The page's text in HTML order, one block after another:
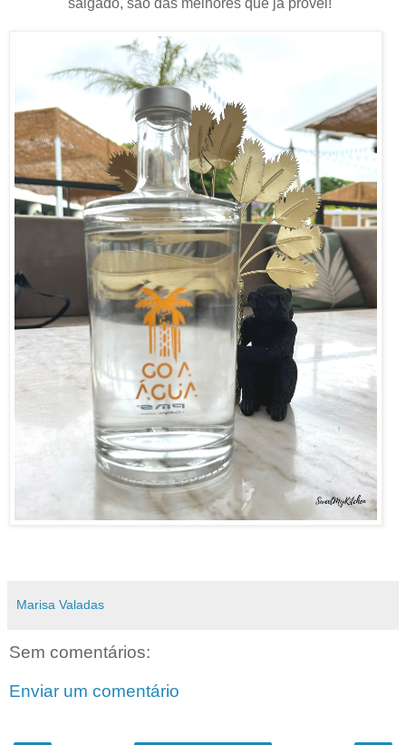
salgado, são das melhores que já provei!
Marisa Valadas
Sem comentários:
Enviar um comentário